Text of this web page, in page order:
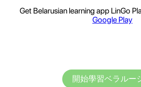
Get Belarusian learning app LinGo
Google Play
開始學習ベラルー